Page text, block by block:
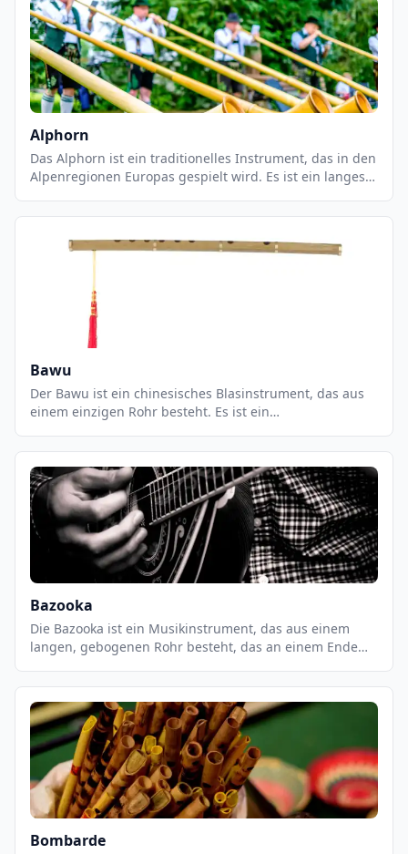
Alphorn
Das Alphorn ist ein traditionelles Instrument, das in den
Alpenregionen Europas gespielt wird. Es ist ein langes,
geschnitzt wird. Es hat eine Länge von bis zu 3 Metern
wird mit einem Blasebalg geblasen und erzeugt einen
Bawu
Der Bawu ist ein chinesisches Blasinstrument, das aus
einem einzigen Rohr besteht. Es ist ein
warme und weiche Klangfarbe erzeugt. Der Bawu ist ein
sehr flexibles Instrument, das in einer Vielzahl von
Musikstilen eingesetzt werden kann, von traditioneller
chinesischer Musik bis hin zu Jazz und Pop. Es ist ein
sehr leicht zu spielendes Instrument, das eine breite
Palette an Klängen erzeugen kann.
Bazooka
Die Bazooka ist ein Musikinstrument, das aus einem
langen, gebogenen Rohr besteht, das an einem Ende
normalerweise mit einem Mundstück gespielt, das an
einem Ende des Rohrs befestigt ist. Die Bazooka wird
hauptsächlich in Jazz- und Rockmusik eingesetzt und ist
ein wichtiges Instrument in der Big Band-Tradition. Es
ist auch ein beliebtes Instrument in der
Unterhaltungsmusik.
Bombarde